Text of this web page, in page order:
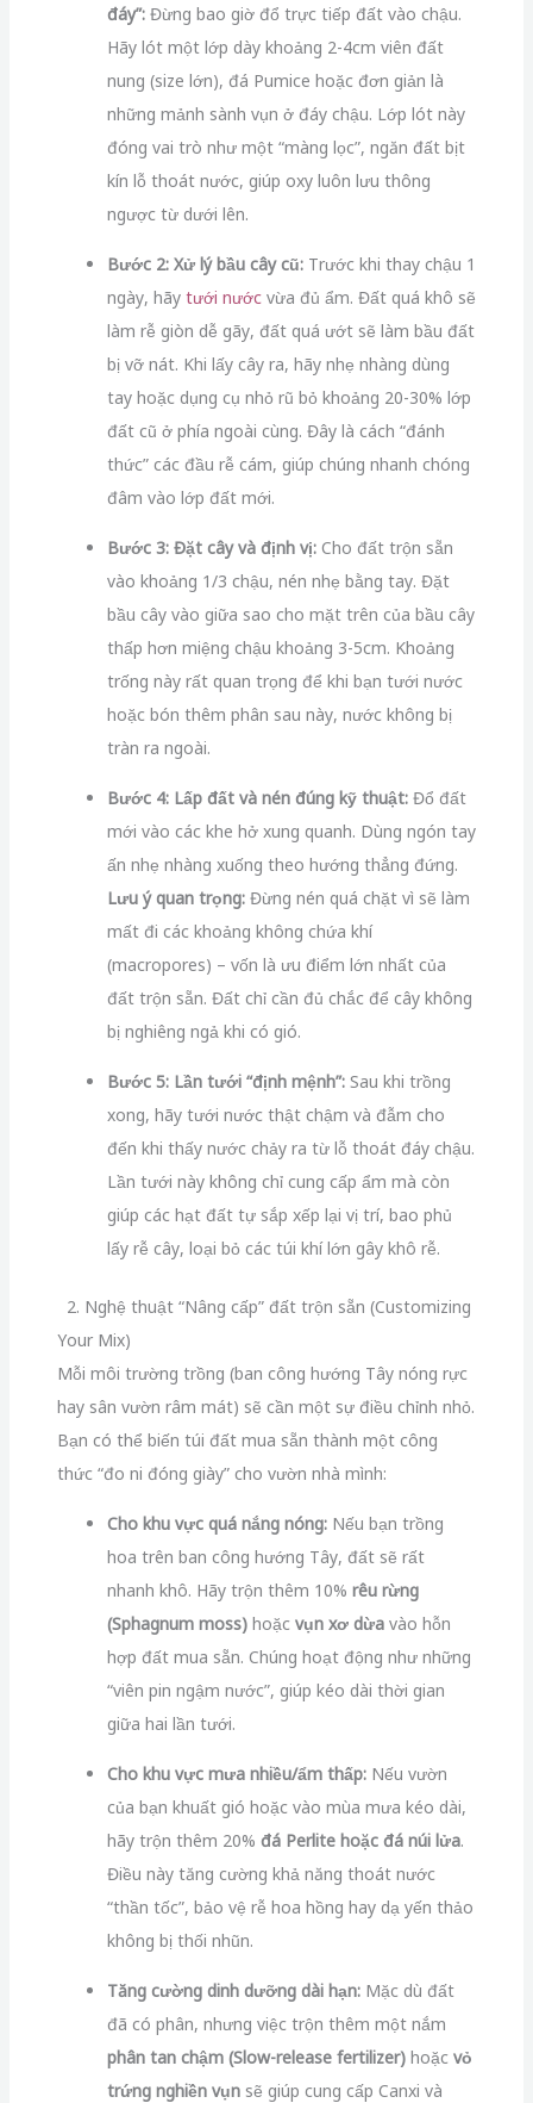
đáy”:Đừng bao giờ đổ trực tiếp đất vào chậu.
Hãy lót một lớp dày khoảng 2-4cm viên đất
nung (size lớn), đá Pumice hoặc đơn giản là
những mảnh sành vụn ở đáy chậu. Lớp lót này
đóng vai trò như một “màng lọc”, ngăn đất bịt
kín lỗ thoát nước, giúp oxy luôn lưu thông
ngược từ dưới lên.
Bước 2: Xử lý bầu cây cũ:Trước khi thay chậu 1
ngày, hãy tưới nướcvừa đủ ẩm. Đất quá khô sẽ
làm rễ giòn dễ gãy, đất quá ướt sẽ làm bầu đất
bị vỡ nát. Khi lấy cây ra, hãy nhẹ nhàng dùng
tay hoặc dụng cụ nhỏ rũ bỏ khoảng 20-30% lớp
đất cũ ở phía ngoài cùng. Đây là cách “đánh
thức” các đầu rễ cám, giúp chúng nhanh chóng
đâm vào lớp đất mới.
Bước 3: Đặt cây và định vị:Cho đất trộn sẵn
vào khoảng 1/3 chậu, nén nhẹ bằng tay. Đặt
bầu cây vào giữa sao cho mặt trên của bầu cây
thấp hơn miệng chậu khoảng 3-5cm. Khoảng
trống này rất quan trọng để khi bạn tưới nước
hoặc bón thêm phân sau này, nước không bị
tràn ra ngoài.
Bước 4: Lấp đất và nén đúng kỹ thuật:Đổ đất
mới vào các khe hở xung quanh. Dùng ngón tay
ấn nhẹ nhàng xuống theo hướng thẳng đứng.
Lưu ý quan trọng:Đừng nén quá chặt vì sẽ làm
mất đi các khoảng không chứa khí
(macropores) – vốn là ưu điểm lớn nhất của
đất trộn sẵn. Đất chỉ cần đủ chắc để cây không
bị nghiêng ngả khi có gió.
Bước 5: Lần tưới “định mệnh”:Sau khi trồng
xong, hãy tưới nước thật chậm và đẫm cho
đến khi thấy nước chảy ra từ lỗ thoát đáy chậu.
Lần tưới này không chỉ cung cấp ẩm mà còn
giúp các hạt đất tự sắp xếp lại vị trí, bao phủ
lấy rễ cây, loại bỏ các túi khí lớn gây khô rễ.
2. Nghệ thuật “Nâng cấp” đất trộn sẵn (Customizing
Your Mix)
Mỗi môi trường trồng (ban công hướng Tây nóng rực
hay sân vườn râm mát) sẽ cần một sự điều chỉnh nhỏ.
Bạn có thể biến túi đất mua sẵn thành một công
thức “đo ni đóng giày” cho vườn nhà mình:
Cho khu vực quá nắng nóng:Nếu bạn trồng
hoa trên ban công hướng Tây, đất sẽ rất
nhanh khô. Hãy trộn thêm 10% rêu rừng
(Sphagnum moss)hoặc vụn xơ dừavào hỗn
hợp đất mua sẵn. Chúng hoạt động như những
“viên pin ngậm nước”, giúp kéo dài thời gian
giữa hai lần tưới.
Cho khu vực mưa nhiều/ẩm thấp:Nếu vườn
của bạn khuất gió hoặc vào mùa mưa kéo dài,
hãy trộn thêm 20% đá Perlite hoặc đá núi lửa.
Điều này tăng cường khả năng thoát nước
“thần tốc”, bảo vệ rễ hoa hồng hay dạ yến thảo
không bị thối nhũn.
Tăng cường dinh dưỡng dài hạn:Mặc dù đất
đã có phân, nhưng việc trộn thêm một nắm
phân tan chậm (Slow-release fertilizer)hoặc vỏ
trứng nghiền vụnsẽ giúp cung cấp Canxi và